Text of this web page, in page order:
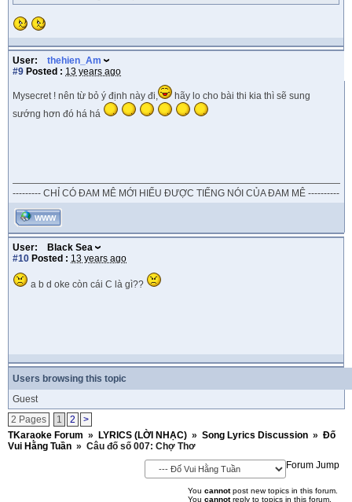
User:
thehien_Am
#9 Posted : 13 years ago
Mysecret ! nên từ bỏ ý định này đi,
hãy lo cho bài thi kia thì sẽ sung
sướng hơn đó há há
--------- CHỈ CÓ ĐAM MÊ MỚI HIỂU ĐƯỢC TIẾNG NÓI CỦA ĐAM MÊ ----------
WWW
User:
Black Sea
#10 Posted : 13 years ago
a b d oke còn cái C là gì??
Users browsing this topic
Guest
2 Pages
1 2
>
TKaraoke Forum » LYRICS (LỜI NHẠC) » Song Lyrics Discussion » Đố
Vui Hằng Tuần » Câu đố số 007: Chợ Thơ
Forum Jump
You cannotpost new topics in this forum.
You cannotreply to topics in this forum.